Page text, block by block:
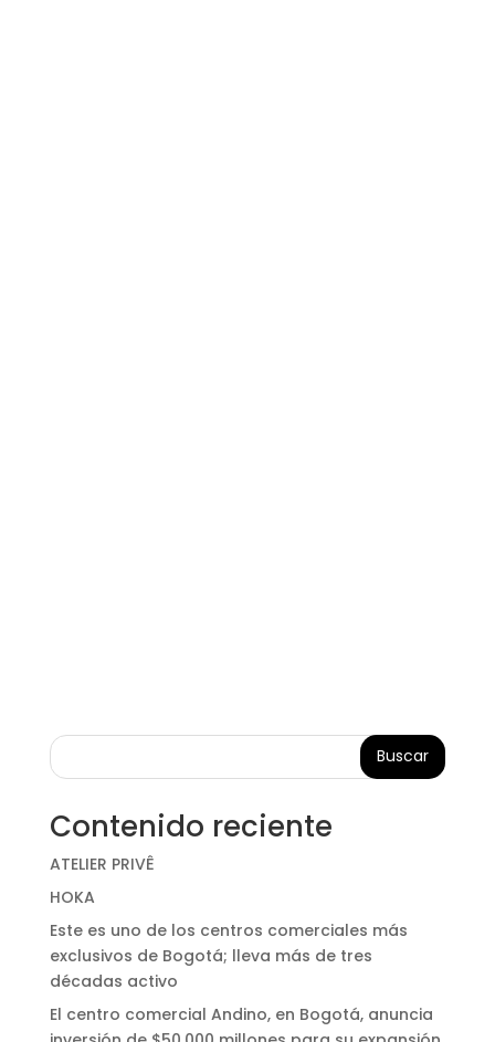
Buscar
Contenido reciente
ATELIER PRIVÊ
HOKA
Este es uno de los centros comerciales más
exclusivos de Bogotá; lleva más de tres
décadas activo
El centro comercial Andino, en Bogotá, anuncia